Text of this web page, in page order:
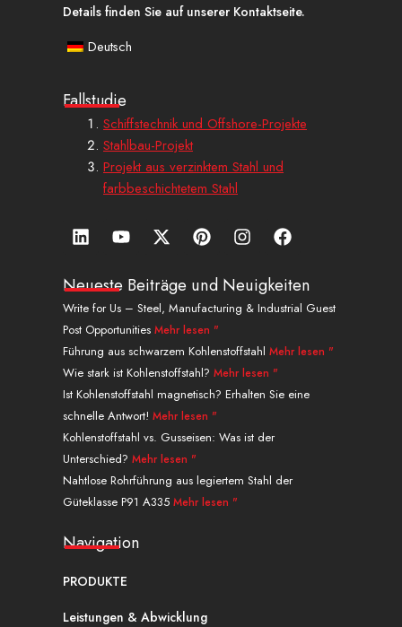
Details finden Sie auf unserer Kontaktseite.
Deutsch
Fallstudie
Schiffstechnik und Offshore-Projekte
Stahlbau-Projekt
Projekt aus verzinktem Stahl und
farbbeschichtetem Stahl
L
i
k
e
d
i
n
Y
o
t
b
e
X
-
w
i
t
t
e
r
P
i
t
e
r
e
s
t
I
n
t
a
g
a
m
a
u
f
c
b
o
Neueste Beiträge und Neuigkeiten
Write for Us – Steel, Manufacturing & Industrial Guest
Post Opportunities Mehr lesen "
Führung aus schwarzem Kohlenstoffstahl Mehr lesen "
Wie stark ist Kohlenstoffstahl? Mehr lesen "
Ist Kohlenstoffstahl magnetisch? Erhalten Sie eine
schnelle Antwort! Mehr lesen "
Kohlenstoffstahl vs. Gusseisen: Was ist der
Unterschied? Mehr lesen "
Nahtlose Rohrführung aus legiertem Stahl der
Güteklasse P91 A335 Mehr lesen "
Navigation
PRODUKTE
Leistungen & Abwicklung